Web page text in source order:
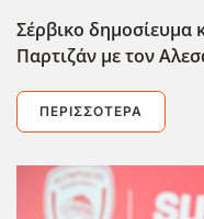
Σέρβικο δημοσίευμα
Παρτιζάν με τον
ΠΕΡΙΣΣΌΤΕΡΑ